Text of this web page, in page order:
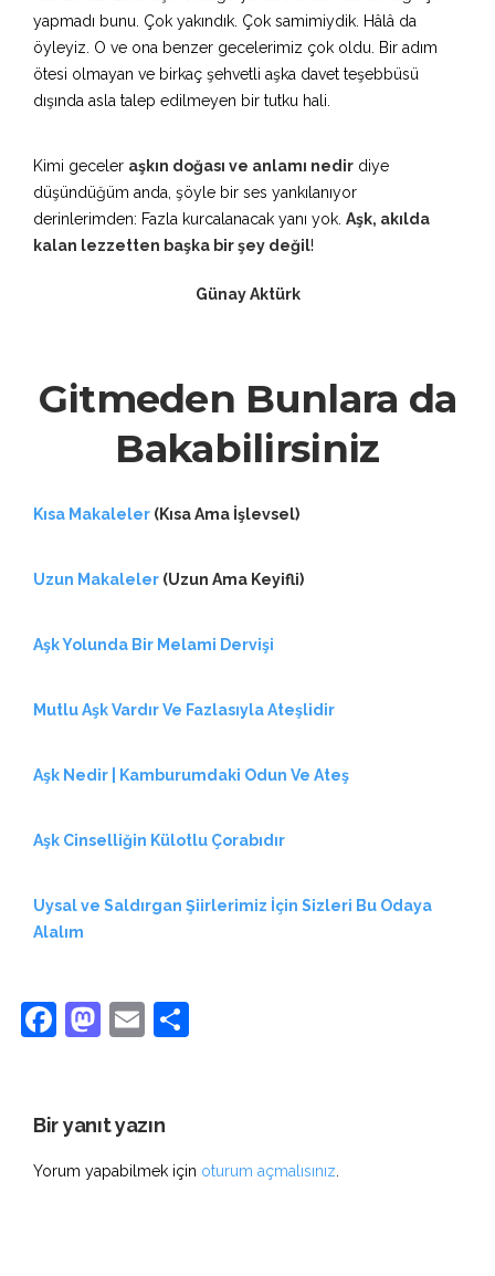
yapmadı bunu. Çok yakındık. Çok samimiydik. Hâlâ da
öyleyiz. O ve ona benzer gecelerimiz çok oldu. Bir adım
ötesi olmayan ve birkaç şehvetli aşka davet teşebbüsü
dışında asla talep edilmeyen bir tutku hali.
Kimi geceler aşkın doğası ve anlamı nedir diye
düşündüğüm anda, şöyle bir ses yankılanıyor
derinlerimden: Fazla kurcalanacak yanı yok. Aşk, akılda
kalan lezzetten başka bir şey değil!
Günay Aktürk
Gitmeden Bunlara da
Bakabilirsiniz
Kısa Makaleler (Kısa Ama İşlevsel)
Uzun Makaleler (Uzun Ama Keyifli)
Aşk Yolunda Bir Melami Dervişi
Mutlu Aşk Vardır Ve Fazlasıyla Ateşlidir
Aşk Nedir | Kamburumdaki Odun Ve Ateş
Aşk Cinselliğin Külotlu Çorabıdır
Uysal ve Saldırgan Şiirlerimiz İçin Sizleri Bu Odaya
Alalım
Facebook
Mastodon
Email
Bir yanıt yazın
Yorum yapabilmek için oturum açmalısınız